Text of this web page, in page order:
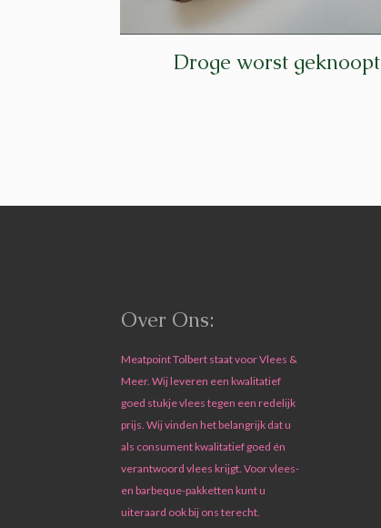
Droge worst geknoopt
Over Ons:
Meatpoint Tolbert staat voor Vlees &
Meer. Wij leveren een kwalitatief
goed stukje vlees tegen een redelijk
prijs. Wij vinden het belangrijk dat u
als consument kwalitatief goed én
verantwoord vlees krijgt. Voor vlees-
en barbeque-pakketten kunt u
uiteraard ook bij ons terecht.